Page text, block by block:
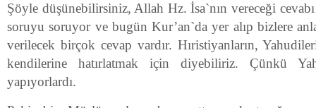
Şöyle düşünebilirsiniz, Allah Hz. İsa`nın vereceği
soruyu soruyor ve bugün Kur’an`da yer alıp bizlere
verilecek birçok cevap vardır. Hıristiyanların,
kendilerine hatırlatmak için diyebiliriz. Çünkü
yapıyorlardı.